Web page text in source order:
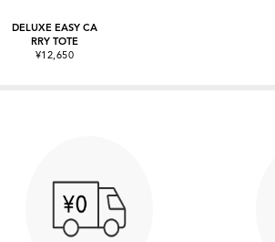
DELUXE EASY CA
RRY TOTE
¥12,650